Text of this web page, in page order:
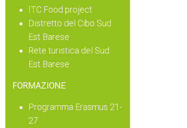
ITC Food project
Distretto del Cibo Sud
Est Barese
Rete turistica del Sud
Est Barese
FORMAZIONE
Programma Erasmus 21-
27